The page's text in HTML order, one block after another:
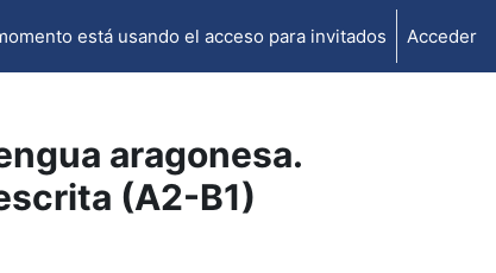
está usando el acceso para invitados Acceder
aragonesa.
(A2-B1)